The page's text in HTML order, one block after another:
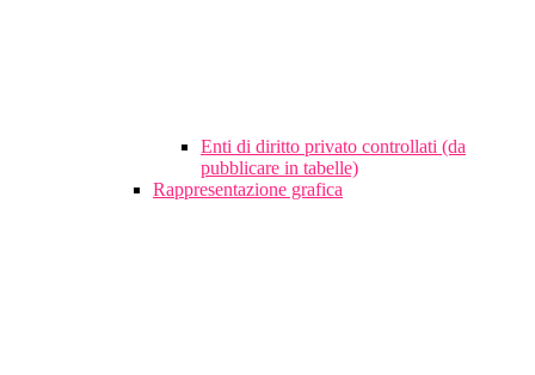
Enti di diritto privato controllati (da
pubblicare in tabelle)
Rappresentazione grafica